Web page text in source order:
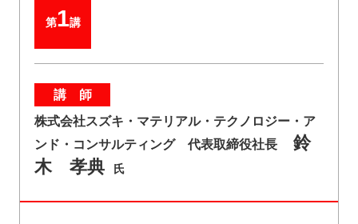
第1講
講 師
株式会社スズキ・マテリアル・テクノロジー・ア
ンド・コンサルティング 代表取締役社長
鈴
木 孝典
氏